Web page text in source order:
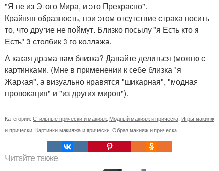
"Я не из Этого Мира, и это Прекрасно".
Крайняя образность, при этом отсутствие страха носить
то, что другие не поймут. Близко посылу "я Есть кто я
Есть" 3 столбик 3 го коллажа.
А какая драма вам близка? Давайте делиться (можно с
картинками. (Мне в применении к себе близка "я
Жаркая", а визуально нравятся "шикарная", "модная
провокация" и "из других миров").
Категории: Стильные прически и макияж Модный макияж и прическа Игры макияж
и прически Картинки макияжа и прически Образ макияж и прическа
Читайте также